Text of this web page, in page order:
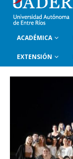
ACADÉMICA
EXTENSIÓN